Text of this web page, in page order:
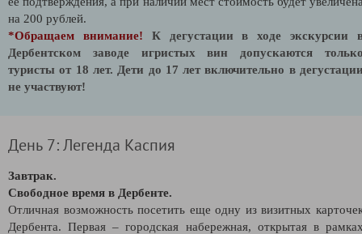
на 200 рублей.
*Обращаем внимание!
К дегустации в ходе экскурсии
Дербентском заводе игристых вин допускаются
туристы от 18 лет. Дети до 17 лет включительно в
не участвуют!
День 7: Легенда Каспия
Завтрак.
Свободное время в Дербенте.
Отличная возможность посетить еще одну из визитных
Дербента. Первая – городская набережная, открытая в